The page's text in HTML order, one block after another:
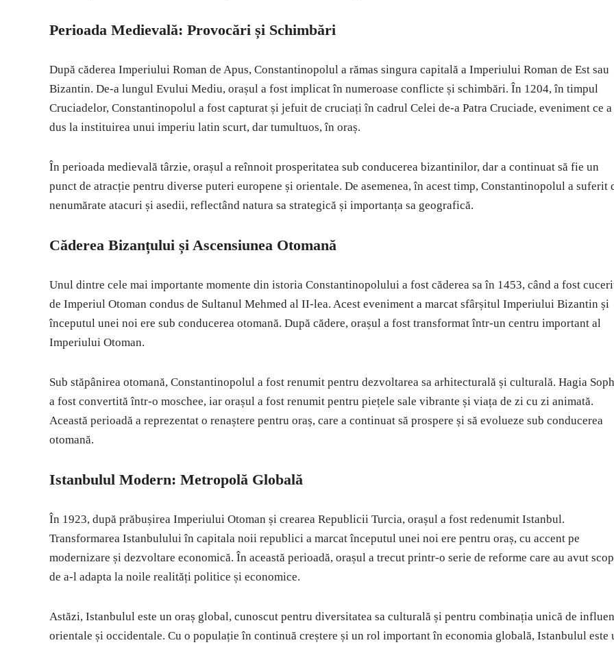
Perioada Medievală: Provocări și Schimbări
După căderea Imperiului Roman de Apus, Constantinopolul a rămas singura capitală a Imperiului Roman de Est sau
Bizantin. De-a lungul Evului Mediu, orașul a fost implicat în numeroase conflicte și schimbări. În 1204, în timpul
Cruciadelor, Constantinopolul a fost capturat și jefuit de cruciați în cadrul Celei de-a Patra Cruciade, eveniment ce a
dus la instituirea unui imperiu latin scurt, dar tumultuos, în oraș.
În perioada medievală târzie, orașul a reînnoit prosperitatea sub conducerea bizantinilor, dar a continuat să fie un
punct de atracție pentru diverse puteri europene și orientale. De asemenea, în acest timp, Constantinopolul a suferit
nenumărate atacuri și asedii, reflectând natura sa strategică și importanța sa geografică.
Căderea Bizanțului și Ascensiunea Otomană
Unul dintre cele mai importante momente din istoria Constantinopolului a fost căderea sa în 1453, când a fost
de Imperiul Otoman condus de Sultanul Mehmed al II-lea. Acest eveniment a marcat sfârșitul Imperiului Bizantin și
începutul unei noi ere sub conducerea otomană. După cădere, orașul a fost transformat într-un centru important al
Imperiului Otoman.
Sub stăpânirea otomană, Constantinopolul a fost renumit pentru dezvoltarea sa arhitecturală și culturală. Hagia
a fost convertită într-o moschee, iar orașul a fost renumit pentru piețele sale vibrante și viața de zi cu zi animată.
Această perioadă a reprezentat o renaștere pentru oraș, care a continuat să prospere și să evolueze sub conducerea
otomană.
Istanbulul Modern: Metropolă Globală
În 1923, după prăbușirea Imperiului Otoman și crearea Republicii Turcia, orașul a fost redenumit Istanbul.
Transformarea Istanbulului în capitala noii republici a marcat începutul unei noi ere pentru oraș, cu accent pe
modernizare și dezvoltare economică. În această perioadă, orașul a trecut printr-o serie de reforme care au avut
de a-l adapta la noile realități politice și economice.
Astăzi, Istanbulul este un oraș global, cunoscut pentru diversitatea sa culturală și pentru combinația unică de
orientale și occidentale. Cu o populație în continuă creștere și un rol important în economia globală, Istanbulul este